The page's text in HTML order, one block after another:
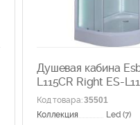
Душевая кабина
L115CR Right ES-
Код товара:35501
Коллекция
Led (7)